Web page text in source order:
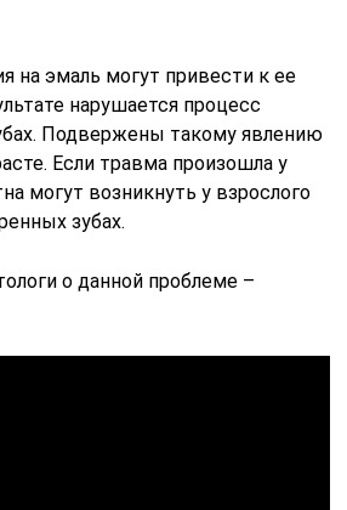
на эмаль могут привести к ее
нарушается процесс
Подвержены такому явлению
Если травма произошла у
могут возникнуть у взрослого
зубах.
о данной проблеме –